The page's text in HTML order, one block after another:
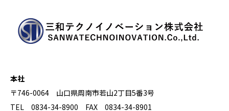
本社
〒746-0064 山口県周南市若山2丁目5番3号
TEL 0834-34-8900 FAX 0834-34-8901